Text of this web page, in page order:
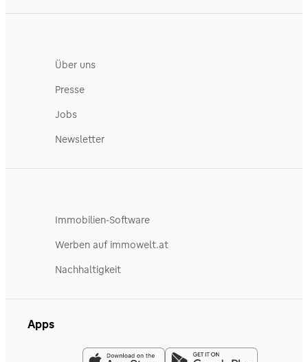
Über uns
Presse
Jobs
Newsletter
Immobilien-Software
Werben auf immowelt.at
Nachhaltigkeit
Apps